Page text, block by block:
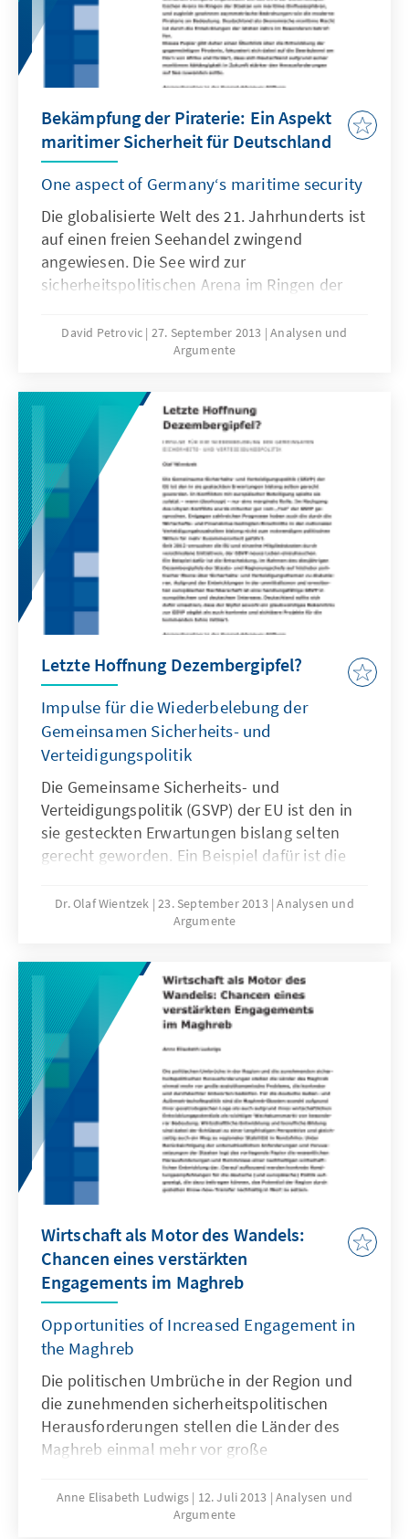
Bekämpfung der Piraterie: Ein Aspekt
maritimer Sicherheit für Deutschland
One aspect of Germany‘s maritime security
Die globalisierte Welt des 21. Jahrhunderts ist
auf einen freien Seehandel zwingend
angewiesen. Die See wird zur
sicherheitspolitischen Arena im Ringen der
Zugleich gewinnen asymmetrische
Bedrohungen wie die moderne Piraterie an
maritime Macht ist durch die Entwicklungen
der letzten Jahre im Besonderen betroffen.
Dieses Papier gibt einen Überblick über die
Entwicklung der gegenwärtigen Piraterie und
fordert, dass sich Deutschland künftig stärker
den Herausforderungen auf See zuwenden
David Petrovic 27. September 2013
Analysen und
Argumente
Letzte Hoffnung Dezembergipfel?
Impulse für die Wiederbelebung der
Gemeinsamen Sicherheits- und
Verteidigungspolitik
Die Gemeinsame Sicherheits- und
Verteidigungspolitik (GSVP) der EU ist den in
sie gesteckten Erwartungen bislang selten
gerecht geworden. Ein Beispiel dafür ist die
Dezembergipfels der Staats- und
Regierungschefs auf höchster politischer
Verteidigungsthemen zu diskutieren.
Aufgrund der Entwicklungen in der
unmittelbaren und erweiterten europäischen
Nachbarschaft ist eine handlungsfähige GSVP
in europäischem und deutschem Interesse.
Impulse für die Wiederbelebung der GVSP.
Dr. Olaf Wientzek 23. September 2013 Analysen und
Argumente
Wirtschaft als Motor des Wandels:
Chancen eines verstärkten
Engagements im Maghreb
Opportunities of Increased Engagement in
the Maghreb
Die politischen Umbrüche in der Region und
die zunehmenden sicherheitspolitischen
Herausforderungen stellen die Länder des
Maghreb einmal mehr vor große
und durchdachter Antworten bedürfen. Für
die deutsche Außen- und
Anne Elisabeth Ludwigs 12. Juli 2013
Analysen und
Argumente